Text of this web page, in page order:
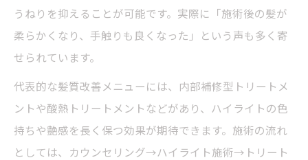
うねりを抑えることが可能です。実際に「施術後の髪が
柔らかくなり、手触りも良くなった」という声も多く寄
せられています。
代表的な髪質改善メニューには、内部補修型トリートメ
ントや酸熱トリートメントなどがあり、ハイライトの色
持ちや艶感を長く保つ効果が期待できます。施術の流れ
としては、カウンセリング→ハイライト施術→トリート